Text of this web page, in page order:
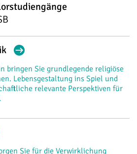
bringen Sie grundlegende religiöse
Lebensgestaltung ins Spiel und
relevante Perspektiven für
Sie für die Verwirklichung